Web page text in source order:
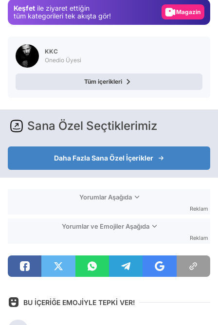
Keşfet ile ziyaret ettiğin
tüm kategorileri tek akışta gör!
Video
KKC
Onedio Üyesi
Tüm içerikleri
Sana Özel Seçtiklerimiz
Daha Fazla Sana Özel İçerikler
Yorumlar Aşağıda
Reklam
Yorumlar ve Emojiler Aşağıda
Reklam
BU İÇERİĞE EMOJİYLE TEPKİ VER!